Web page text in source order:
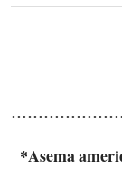
*Asema